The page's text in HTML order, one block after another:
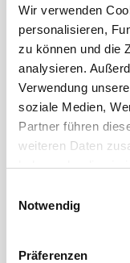
Wir verwenden
personalisieren,
zu können und die
analysieren.
Verwendung
soziale Medien,
Partner führen
weiteren Daten
haben oder die sie
Notwendig
Präferenzen
November 2021
Oktober 2021
September 2021
August 2021
Juni 2021
Mai 2021
März 2021